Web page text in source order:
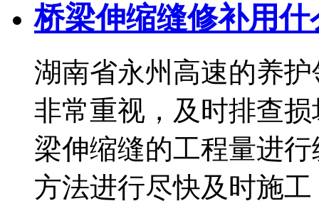
桥梁伸缩缝修补用
湖南省永州高速的养
非常重视，及时排查
梁伸缩缝的工程量进
方法进行尽快及时施工